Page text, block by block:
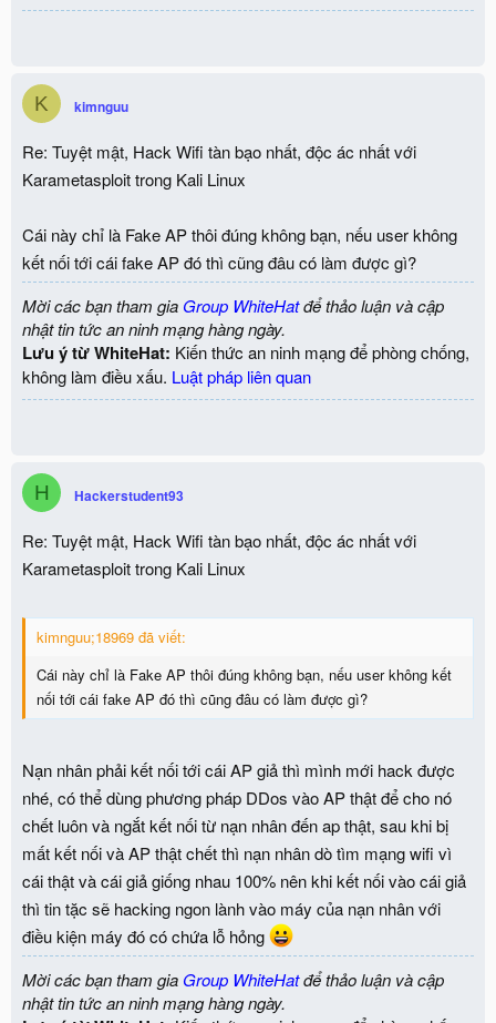
K kimnguu
Re: Tuyệt mật, Hack Wifi tàn bạo nhất, độc ác nhất với
Karametasploit trong Kali Linux
Cái này chỉ là Fake AP thôi đúng không bạn, nếu user không
kết nối tới cái fake AP đó thì cũng đâu có làm được gì?
Mời các bạn tham gia Group WhiteHatđể thảo luận và cập
nhật tin tức an ninh mạng hàng ngày.
Lưu ý từ WhiteHat: Kiến thức an ninh mạng để phòng chống,
không làm điều xấu. Luật pháp liên quan
H Hackerstudent93
Re: Tuyệt mật, Hack Wifi tàn bạo nhất, độc ác nhất với
Karametasploit trong Kali Linux
kimnguu;18969 đã viết:
Cái này chỉ là Fake AP thôi đúng không bạn, nếu user không kết
nối tới cái fake AP đó thì cũng đâu có làm được gì?
Nạn nhân phải kết nối tới cái AP giả thì mình mới hack được
nhé, có thể dùng phương pháp DDos vào AP thật để cho nó
chết luôn và ngắt kết nối từ nạn nhân đến ap thật, sau khi bị
mất kết nối và AP thật chết thì nạn nhân dò tìm mạng wifi vì
cái thật và cái giả giống nhau 100% nên khi kết nối vào cái giả
thì tin tặc sẽ hacking ngon lành vào máy của nạn nhân với
điều kiện máy đó có chứa lỗ hỏng
Mời các bạn tham gia Group WhiteHatđể thảo luận và cập
nhật tin tức an ninh mạng hàng ngày.